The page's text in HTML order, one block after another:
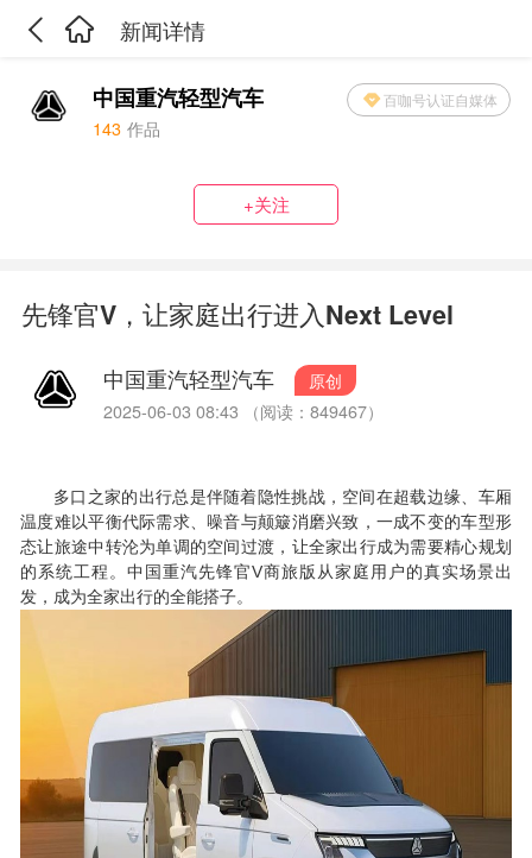
新闻详情
中国重汽轻型汽车 百咖号认证自媒体
143 作品
+关注
先锋官V，让家庭出行进入Next Level
中国重汽轻型汽车
原创
2025-06-03 08:43 （阅读：849467）
多口之家的出行总是伴随着隐性挑战，空间在超载边缘、车厢
温度难以平衡代际需求、噪音与颠簸消磨兴致，一成不变的车型形
态让旅途中转沦为单调的空间过渡，让全家出行成为需要精心规划
的系统工程。中国重汽先锋官V商旅版从家庭用户的真实场景出
发，成为全家出行的全能搭子。